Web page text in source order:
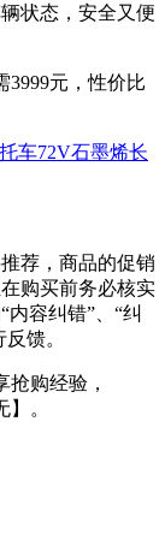
状态，安全又便
3999元，性价比
车72V石墨烯长
荐，商品的促销
购买前务必核实
容纠错”、“纠
馈。
购经验，
。